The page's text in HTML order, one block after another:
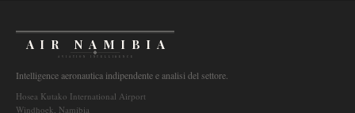
AIR NAMIBIA
AVIATION INTELLIGENCE
Intelligence aeronautica indipendente e analisi del settore.
Hosea Kutako International Airport
Windhoek, Namibia